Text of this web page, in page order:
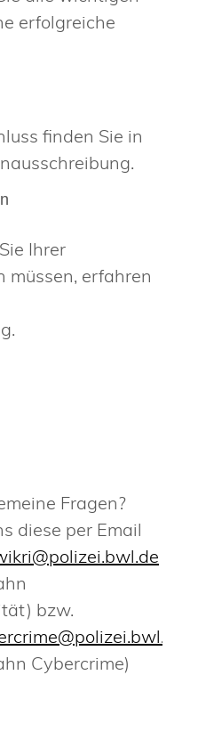
erfolgreiche
finden Sie in
Ihrer
müssen, erfahren
Fragen?
diese per Email
bzw.
Cybercrime)